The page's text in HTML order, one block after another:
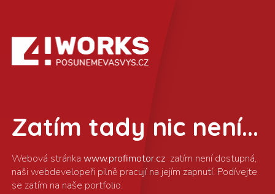
Zatím tady nic není...
www.profimotor.cz